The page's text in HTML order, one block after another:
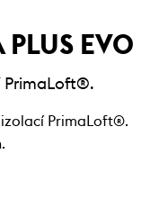
PLUS EVO
PrimaLoft®.
PrimaLoft®.